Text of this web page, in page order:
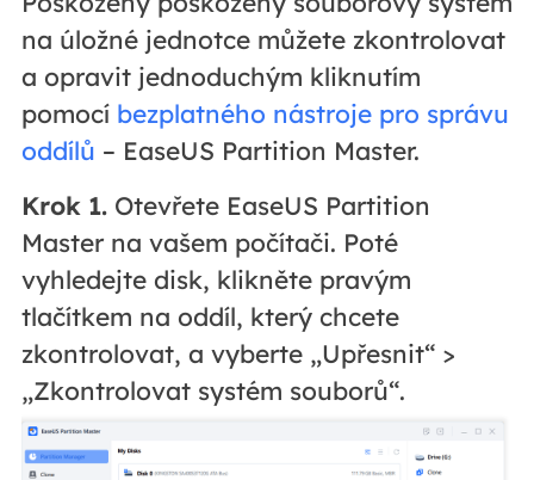
na úložné jednotce můžete zkontrolovat
a opravit jednoduchým kliknutím
pomocí bezplatného nástroje pro správu
oddílů – EaseUS Partition Master.
Krok 1.Otevřete EaseUS Partition
Master na vašem počítači. Poté
vyhledejte disk, klikněte pravým
tlačítkem na oddíl, který chcete
zkontrolovat, a vyberte „Upřesnit“ >
„Zkontrolovat systém souborů“.